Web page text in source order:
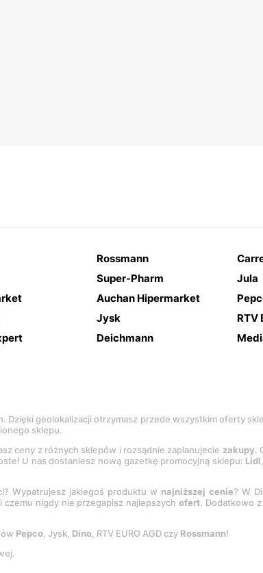
Rossmann
Super-Pharm
Jula
Auchan Hipermarket
Jysk
RTV
Deichmann
Dzięki geolokalizacji otrzymasz przede wszystkim oferty
sklepu.
ceny z różnych sklepów i rozsądnie zaplanujecie zakupy.
U nas dostaniesz nową gazetkę promocyjną sklepu: Lidl
Wypatrujesz jakiegoś produktu w najniższej cenie? W
czemu nigdy nie przegapisz najlepszychofert. Dodatkowo
Pepco, Jysk, Dino, RTV EURO AGD czy Rossmann!